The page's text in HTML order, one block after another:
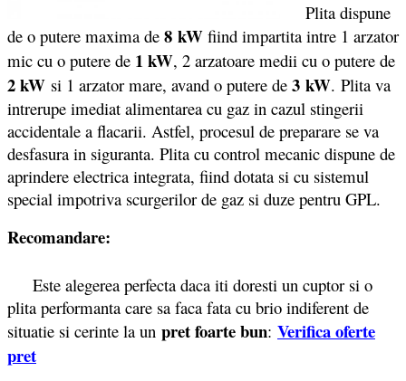
Plita dispune
de o putere maxima de 8 kW fiind impartita intre 1 arzator
mic cu o putere de 1 kW, 2 arzatoare medii cu o putere de
2 kW si 1 arzator mare, avand o putere de 3 kW. Plita va
intrerupe imediat alimentarea cu gaz in cazul stingerii
accidentale a flacarii. Astfel, procesul de preparare se va
desfasura in siguranta. Plita cu control mecanic dispune de
aprindere electrica integrata, fiind dotata si cu sistemul
special impotriva scurgerilor de gaz si duze pentru GPL.
Recomandare:
Este alegerea perfecta daca iti doresti un cuptor si o
plita performanta care sa faca fata cu brio indiferent de
situatie si cerinte la un pret foarte bun: Verifica oferte
pret